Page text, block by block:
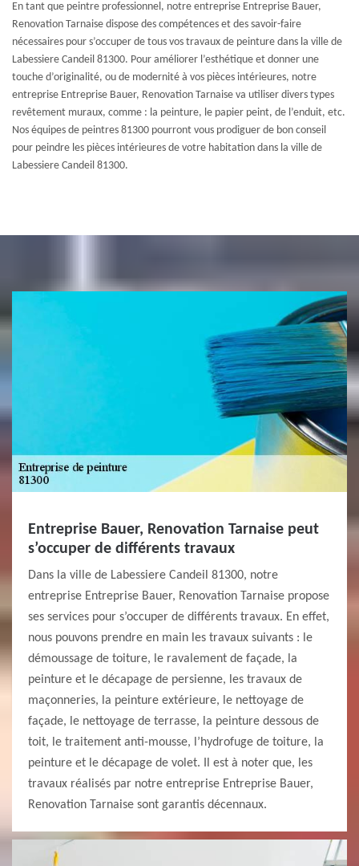
En tant que peintre professionnel, notre entreprise Entreprise Bauer,
Renovation Tarnaise dispose des compétences et des savoir-faire
nécessaires pour s’occuper de tous vos travaux de peinture dans la ville de
Labessiere Candeil 81300. Pour améliorer l’esthétique et donner une
touche d’originalité, ou de modernité à vos pièces intérieures, notre
entreprise Entreprise Bauer, Renovation Tarnaise va utiliser divers types
revêtement muraux, comme : la peinture, le papier peint, de l’enduit, etc.
Nos équipes de peintres 81300 pourront vous prodiguer de bon conseil
pour peindre les pièces intérieures de votre habitation dans la ville de
Labessiere Candeil 81300.
Entreprise Bauer, Renovation Tarnaise peut
s’occuper de différents travaux
Dans la ville de Labessiere Candeil 81300, notre
entreprise Entreprise Bauer, Renovation Tarnaise propose
ses services pour s’occuper de différents travaux. En effet,
nous pouvons prendre en main les travaux suivants : le
démoussage de toiture, le ravalement de façade, la
peinture et le décapage de persienne, les travaux de
maçonneries, la peinture extérieure, le nettoyage de
façade, le nettoyage de terrasse, la peinture dessous de
toit, le traitement anti-mousse, l’hydrofuge de toiture, la
peinture et le décapage de volet. Il est à noter que, les
travaux réalisés par notre entreprise Entreprise Bauer,
Renovation Tarnaise sont garantis décennaux.